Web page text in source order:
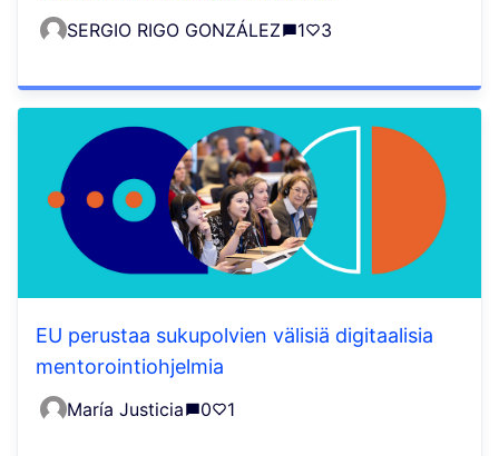
SERGIO RIGO GONZÁLEZ 1 3
EU perustaa sukupolvien välisiä digitaalisia
mentorointiohjelmia
María Justicia 0 1